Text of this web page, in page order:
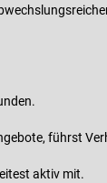
führst
aktiv mit.